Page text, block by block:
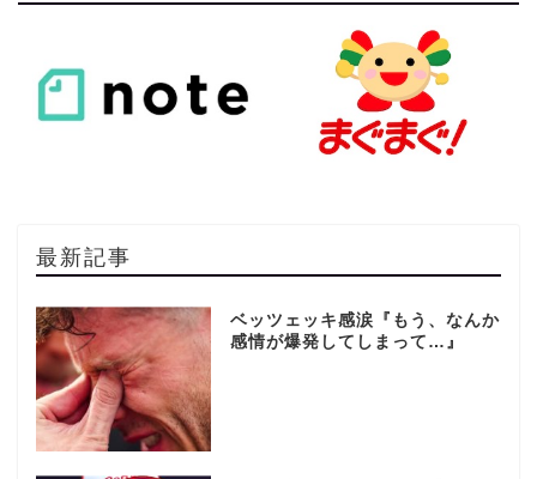
最新記事
ベッツェッキ感涙『もう、なんか
感情が爆発してしまって…』